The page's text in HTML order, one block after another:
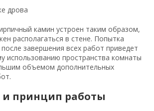
дрова
камин устроен таким образом,
располагаться в стене. Попытка
завершения всех работ приведет
использованию пространства комнаты
объемом дополнительных
и принцип работы